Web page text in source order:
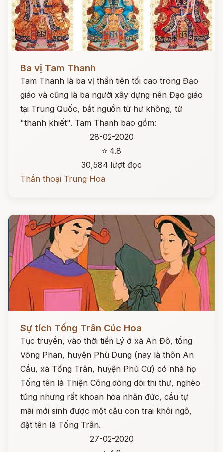
Ba vị Tam Thanh
Tam Thanh là ba vị thần tiên tối cao trong Đạo
giáo và cũng là ba người xây dựng nên Đạo giáo
tại Trung Quốc, bắt nguồn từ hư không, từ
"thanh khiết". Tam Thanh bao gồm:
28-02-2020
⭐ 4.8
30,584 lượt đọc
Thần thoại Trung Hoa
Sự tích Tống Trân Cúc Hoa
Tục truyền, vào thời tiền Lý ở xã An Đô, tổng
Võng Phan, huyện Phù Dung (nay là thôn An
Cầu, xã Tống Trân, huyện Phù Cừ) có nhà họ
Tống tên là Thiện Công dòng dõi thi thư, nghèo
túng nhưng rất khoan hòa nhân đức, cầu tự
mãi mới sinh được một cậu con trai khôi ngô,
đặt tên là Tống Trân.
27-02-2020